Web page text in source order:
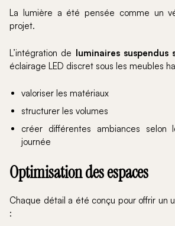
La lumière a été pensée comme un
projet.
L’intégration de luminaires suspendus
éclairage LED discret sous les meubles
valoriser les matériaux
structurer les volumes
créer différentes ambiances
journée
Optimisation des espaces
Chaque détail a été conçu pour offrir un
: